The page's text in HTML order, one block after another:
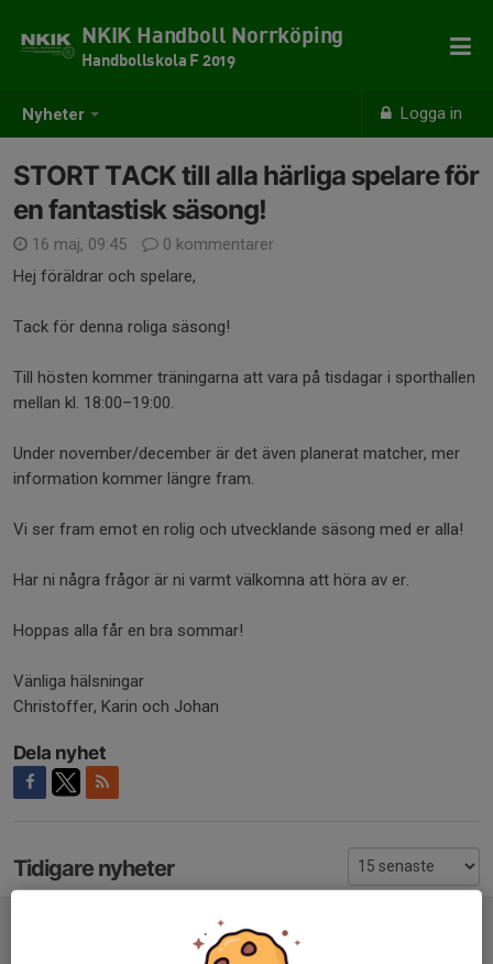
Nyheter Logga in
NKIK Handboll Norrköping
Handbollskola F 2019
STORT TACK till alla härliga spelare för
en fantastisk säsong!
16 maj, 09:45
0 kommentarer
Hej föräldrar och spelare,
Tack för denna roliga säsong!
Till hösten kommer träningarna att vara på tisdagar i sporthallen
mellan kl. 18:00–19:00.
Under november/december är det även planerat matcher, mer
information kommer längre fram.
Vi ser fram emot en rolig och utvecklande säsong med er alla!
Har ni några frågor är ni varmt välkomna att höra av er.
Hoppas alla får en bra sommar!
Vänliga hälsningar
Christoffer, Karin och Johan
Dela nyhet
Tidigare nyheter
0